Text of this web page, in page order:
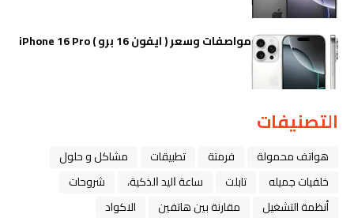
مواصفات وسعر ( ايفون 16 برو ) iPhone 16 Pro
التصنيفات
هواتف محمولة فرمتة تطبيقات
مشاكل و حلول
خلفيات جميله
تابلت ﺳﺎﻋﺔ ﺍﻟﻴﺪ ﺍﻟﺬﻛﻴﺔ،
شروحات
أنظمة التشغيل
مقارنة بين هاتفين
الاكواد